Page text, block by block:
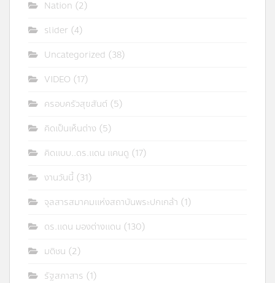
Nation (2)
slider (4)
Uncategorized (38)
VIDEO (17)
ครอบครัวสุขสันต์ (5)
คิดเป็นเห็นต่าง (5)
คิดแบบ..ดร.แดน แคนดู (17)
งานวันนี้ (31)
จุลสารสมาคมแห่งสถาบันพระปกเกล้า (1)
ดร.แดน มองต่างแดน (130)
มติชน (2)
รัฐสภาสาร (1)